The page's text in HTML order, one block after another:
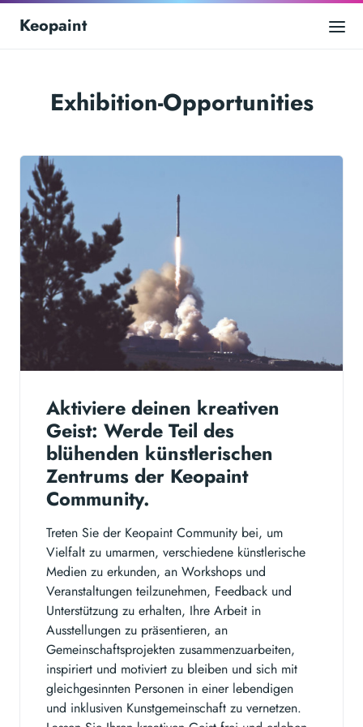
Keopaint
Exhibition-Opportunities
Aktiviere deinen kreativen
Geist: Werde Teil des
blühenden künstlerischen
Zentrums der Keopaint
Community.
Treten Sie der Keopaint Community bei, um
Vielfalt zu umarmen, verschiedene künstlerische
Medien zu erkunden, an Workshops und
Veranstaltungen teilzunehmen, Feedback und
Unterstützung zu erhalten, Ihre Arbeit in
Ausstellungen zu präsentieren, an
Gemeinschaftsprojekten zusammenzuarbeiten,
inspiriert und motiviert zu bleiben und sich mit
gleichgesinnten Personen in einer lebendigen
und inklusiven Kunstgemeinschaft zu vernetzen.